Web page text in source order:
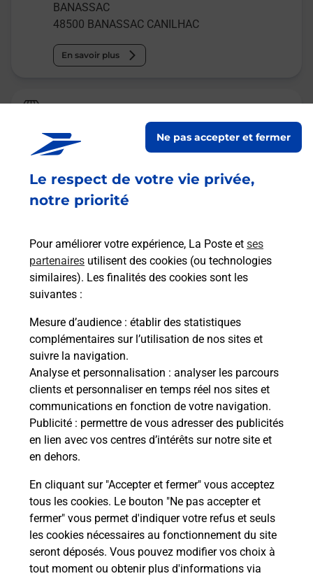
Le respect de votre vie privée,
notre priorité
Pour améliorer votre expérience, La Poste et ses
partenaires utilisent des cookies (ou technologies
similaires). Les finalités des cookies sont les
suivantes :
Mesure d’audience : établir des statistiques
complémentaires sur l’utilisation de nos sites et
suivre la navigation.
Analyse et personnalisation : analyser les parcours
clients et personnaliser en temps réel nos sites et
communications en fonction de votre navigation.
Publicité : permettre de vous adresser des publicités
en lien avec vos centres d’intérêts sur notre site et
en dehors.
En cliquant sur "Accepter et fermer" vous acceptez
tous les cookies. Le bouton "Ne pas accepter et
fermer" vous permet d'indiquer votre refus et seuls
les cookies nécessaires au fonctionnement du site
seront déposés. Vous pouvez modifier vos choix à
tout moment ou obtenir plus d'informations via
Ne pas accepter et fermer
BANASSAC
48500 BANASSAC CANILHAC
En savoir plus
La Poste
LA CANOURGUE
ouvre samedi à 09h00
PLACE DU PRE COMMUN
48500 LA CANOURGUE
Malin !
La Poste
en ligne
Ouvert 24h/24
En savoir plus
BANASSAC CANILHAC
CONSIGNE BRICO DECOR CATENA